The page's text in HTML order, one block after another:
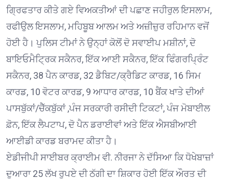
ਗ੍ਰਿਫਤਾਰ ਕੀਤੇ ਗਏ ਵਿਅਕਤੀਆਂ ਦੀ ਪਛਾਣ ਜਹੀਰੁਲ ਇਸਲਾਮ,
ਰਫੀਉਲ ਇਸਲਾਮ, ਮਹਿਬੂਬ ਆਲਮ ਅਤੇ ਅਜ਼ੀਜ਼ੁਰ ਰਹਿਮਾਨ ਵਜੋਂ
ਹੋਈ ਹੈ। ਪੁਲਿਸ ਟੀਮਾਂ ਨੇ ਉਨ੍ਹਾਂ ਕੋਲੋਂ ਦੋ ਸਵਾਈਪ ਮਸ਼ੀਨਾਂ, ਦੋ
ਬਾਇਓਮੈਟ੍ਰਿਕ ਸਕੈਨਰ, ਇੱਕ ਆਈ ਸਕੈਨਰ, ਇੱਕ ਫਿੰਗਰਪ੍ਰਿੰਟ
ਸਕੈਨਰ, 38 ਪੈਨ ਕਾਰਡ, 32 ਡੈਬਿਟ/ਕ੍ਰੈਡਿਟ ਕਾਰਡ, 16 ਸਿਮ
ਕਾਰਡ, 10 ਵੋਟਰ ਕਾਰਡ, 9 ਆਧਾਰ ਕਾਰਡ, 10 ਬੈਂਕ ਖਾਤੇ ਦੀਆਂ
ਪਾਸਬੁੱਕਾਂ/ਚੈੱਕਬੁੱਕਾਂ ,ਪੰਜ ਸਰਕਾਰੀ ਰਸੀਦੀ ਟਿਕਟਾਂ, ਪੰਜ ਮੋਬਾਈਲ
ਫ਼ੋਨ, ਇੱਕ ਲੈਪਟਾਪ, ਦੋ ਪੈਨ ਡਰਾਈਵਾਂ ਅਤੇ ਇੱਕ ਐਸਬੀਆਈ
ਆਈਡੀ ਕਾਰਡ ਬਰਾਮਦ ਕੀਤਾ ਹੈ।
ਏਡੀਜੀਪੀ ਸਾਈਬਰ ਕ੍ਰਾਈਮ ਵੀ. ਨੀਰਜਾ ਨੇ ਦੱਸਿਆ ਕਿ ਧੋਖੇਬਾਜ਼ਾਂ
ਦੁਆਰਾ 25 ਲੱਖ ਰੁਪਏ ਦੀ ਠੱਗੀ ਦਾ ਸ਼ਿਕਾਰ ਹੋਈ ਇੱਕ ਔਰਤ ਦੀ